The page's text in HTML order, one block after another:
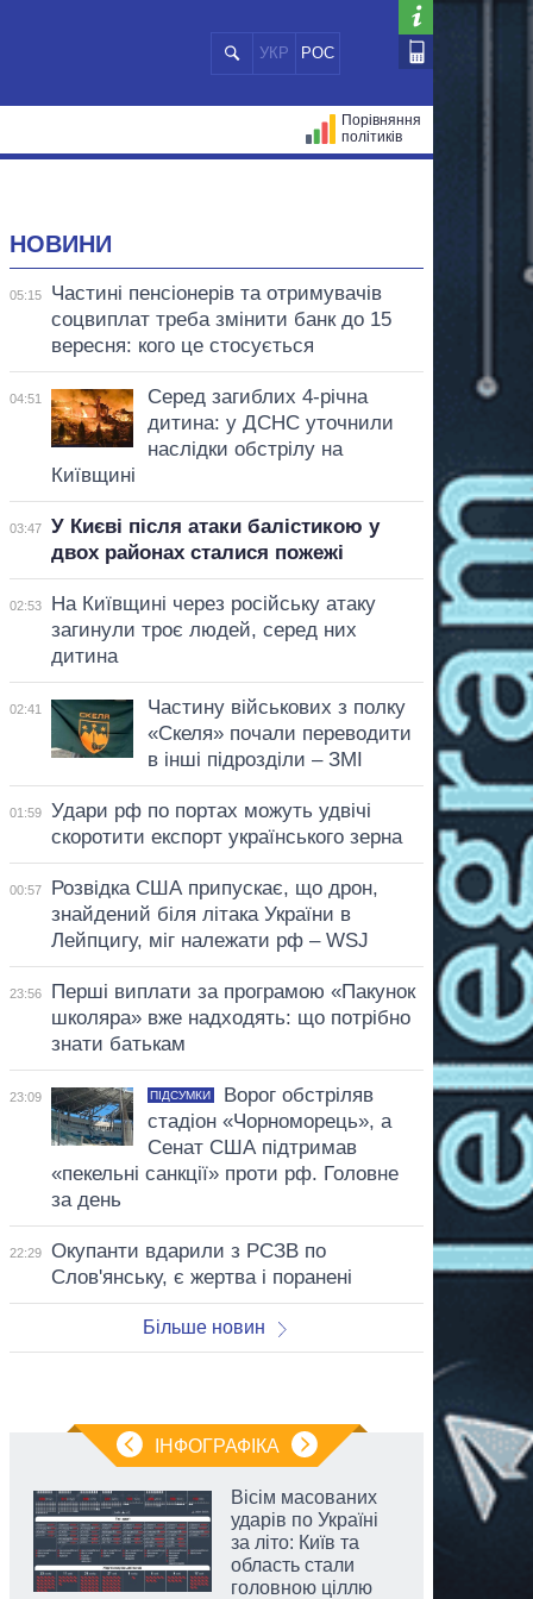
УКР РОС
Порівняння
політиків
НОВИНИ
05:15
Частині пенсіонерів та отримувачів
соцвиплат треба змінити банк до 15
вересня: кого це стосується
04:51
Серед загиблих 4-річна
дитина: у ДСНС уточнили
наслідки обстрілу на
Київщині
03:47
У Києві після атаки балістикою у
двох районах сталися пожежі
02:53
На Київщині через російську атаку
загинули троє людей, серед них
дитина
02:41
Частину військових з полку
«Скеля» почали переводити
в інші підрозділи – ЗМІ
01:59
Удари рф по портах можуть удвічі
скоротити експорт українського зерна
00:57
Розвідка США припускає, що дрон,
знайдений біля літака України в
Лейпцигу, міг належати рф – WSJ
23:56
Перші виплати за програмою «Пакунок
школяра» вже надходять: що потрібно
знати батькам
23:09 ПІДСУМКИ
Ворог обстріляв
стадіон «Чорноморець», а
Сенат США підтримав
«пекельні санкції» проти рф. Головне
за день
22:29
Окупанти вдарили з РСЗВ по
Слов'янську, є жертва і поранені
Більше новин
ІНФОГРАФІКА
Вісім масованих
ударів по Україні
за літо: Київ та
область стали
головною ціллю